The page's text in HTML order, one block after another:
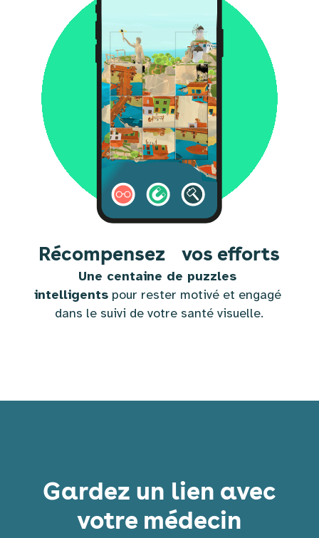
Récompensez vos efforts
Une centaine de puzzles
intelligents pour rester motivé et engagé
dans le suivi de votre santé visuelle.
Gardez un lien avec
votre médecin